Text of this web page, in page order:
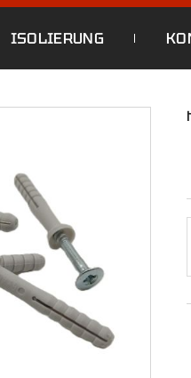
ISOLIERUNG